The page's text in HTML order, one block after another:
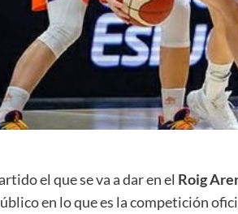
el que se va a dar en el Roig
en lo que es la competición